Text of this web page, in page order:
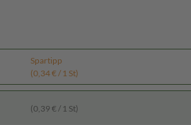
Spartipp
(0,34 € / 1 St)
(0,39 € / 1 St)